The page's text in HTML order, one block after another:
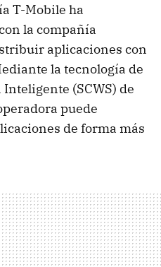
T-Mobile ha
la compañía
aplicaciones con
la tecnología de
Inteligente (SCWS) de
puede
de forma más